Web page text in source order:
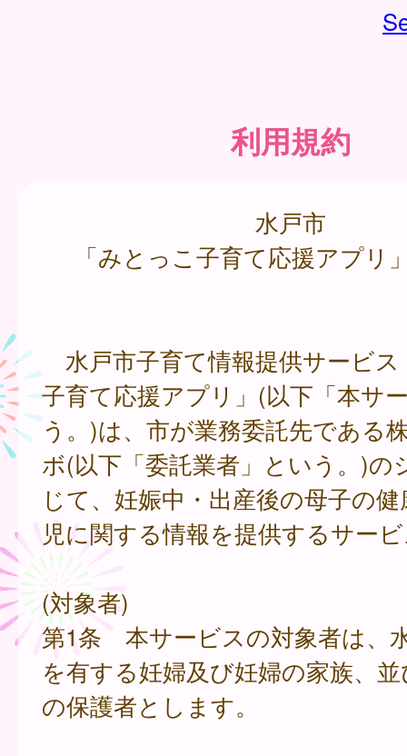
利用規約
水戸市
「みとっこ子育て応援アプリ
水戸市子育て情報提供サービ
子育て応援アプリ」(以下「本サ
う。)は、市が業務委託先である
ボ(以下「委託業者」という。)の
じて、妊娠中・出産後の母子の
児に関する情報を提供するサー
(対象者)
第1条 本サービスの対象者は、
を有する妊婦及び妊婦の家族、
の保護者とします。